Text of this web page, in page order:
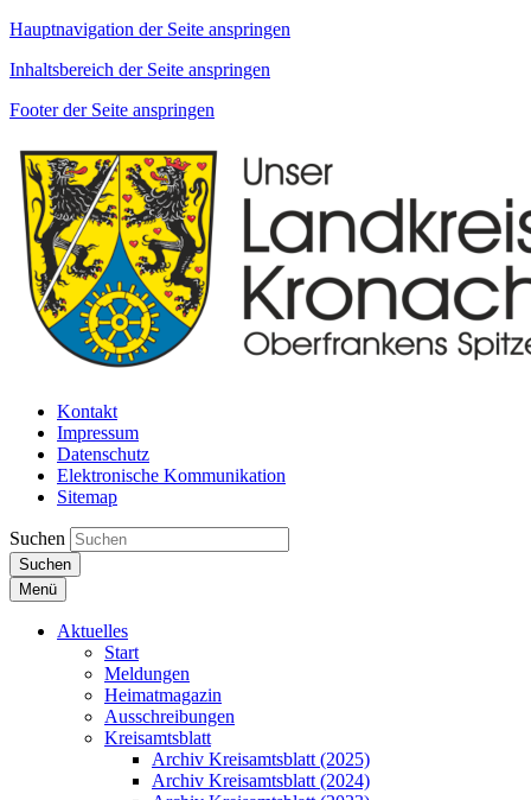
Hauptnavigation der Seite anspringen
Inhaltsbereich der Seite anspringen
Footer der Seite anspringen
Kontakt
Impressum
Datenschutz
Elektronische Kommunikation
Sitemap
Suchen
Suchen
Menü
Aktuelles
Start
Meldungen
Heimatmagazin
Ausschreibungen
Kreisamtsblatt
Archiv Kreisamtsblatt (2025)
Archiv Kreisamtsblatt (2024)